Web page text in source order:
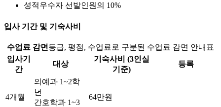
성적우수자 선발인원의 10%
입사 기간 및 기숙사비
수업료 감면 등급, 평점, 수업료로 구분된 수업료 감면 안내표
입사기
간
대상
기숙사비 (3인실
기준)
등록
4개월
의예과 1~2학
년
간호학과 1~3
64만원